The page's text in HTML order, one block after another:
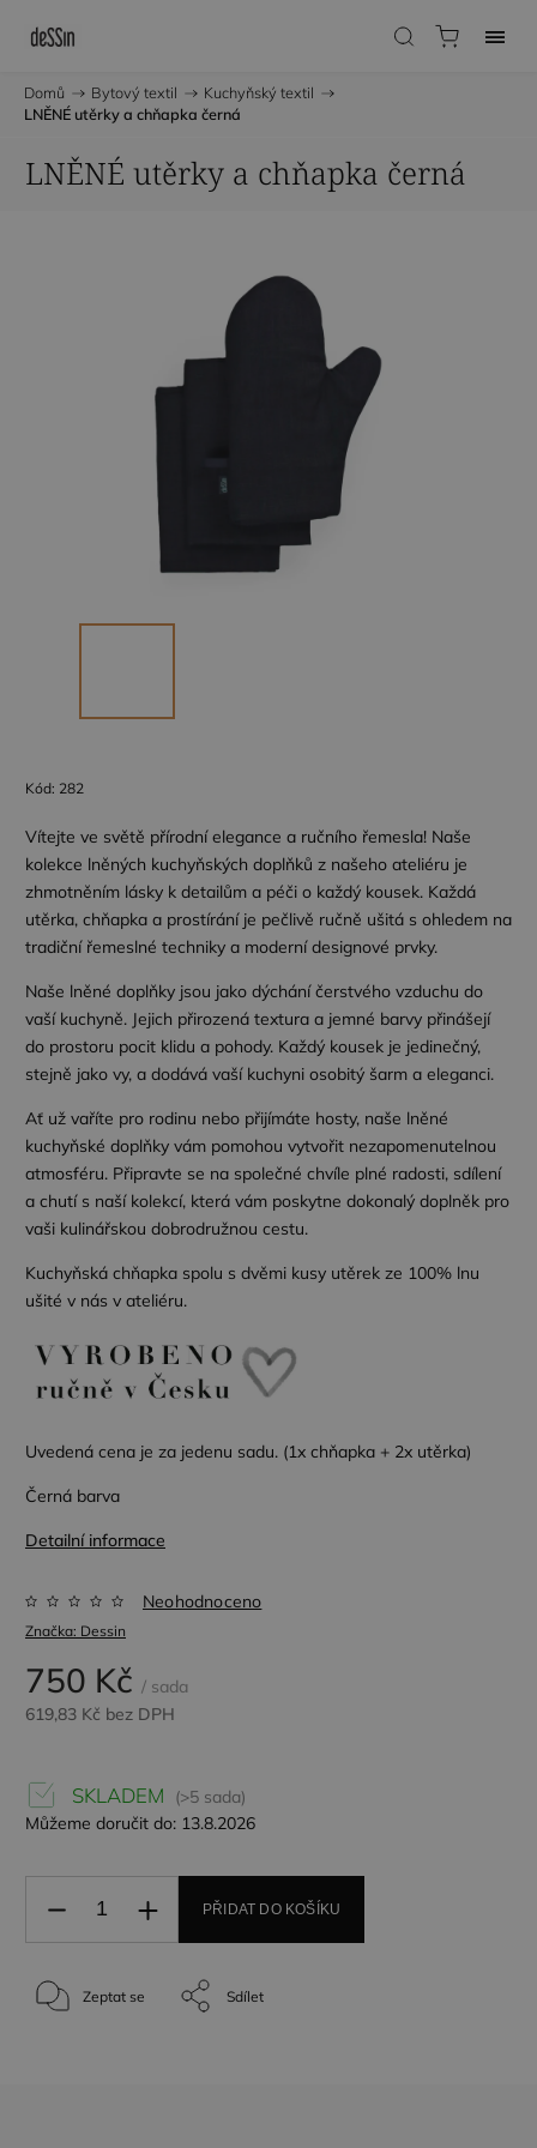
Domů / Bytový textil / Kuchyňský textil /
LNĚNÉ utěrky a chňapka černá
LNĚNÉ utěrky a chňapka černá
Kód: 282
Vítejte ve světě přírodní elegance a ručního řemesla! Naše
kolekce lněných kuchyňských doplňků z našeho ateliéru je
zhmotněním lásky k detailům a péči o každý kousek. Každá
utěrka, chňapka a prostírání je pečlivě ručně ušitá s ohledem na
tradiční řemeslné techniky a moderní designové prvky.
Naše lněné doplňky jsou jako dýchání čerstvého vzduchu do
vaší kuchyně. Jejich přirozená textura a jemné barvy přinášejí
do prostoru pocit klidu a pohody. Každý kousek je jedinečný,
stejně jako vy, a dodává vaší kuchyni osobitý šarm a eleganci.
Ať už vaříte pro rodinu nebo přijímáte hosty, naše lněné
kuchyňské doplňky vám pomohou vytvořit nezapomenutelnou
atmosféru. Připravte se na společné chvíle plné radosti, sdílení
a chutí s naší kolekcí, která vám poskytne dokonalý doplněk pro
vaši kulinářskou dobrodružnou cestu.
Kuchyňská chňapka spolu s dvěmi kusy utěrek ze 100% lnu
ušité v nás v ateliéru.
Uvedená cena je za jedenu sadu. (1x chňapka + 2x utěrka)
Černá barva
Detailní informace
Značka: Dessin
Neohodnoceno
750 Kč / sada
619,83 Kč bez DPH
SKLADEM
(>5 sada)
Můžeme doručit do: 13.8.2026
PŘIDAT DO KOŠÍKU
Zeptat se Sdílet